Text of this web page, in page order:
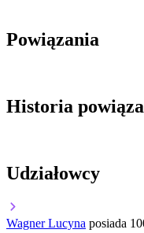
Powiązania
Historia
Udziałowcy
Wagner Lucyna posiada